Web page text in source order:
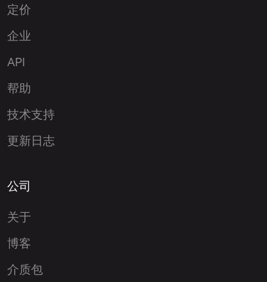
定价
企业
API
帮助
技术支持
更新日志
公司
关于
博客
介质包